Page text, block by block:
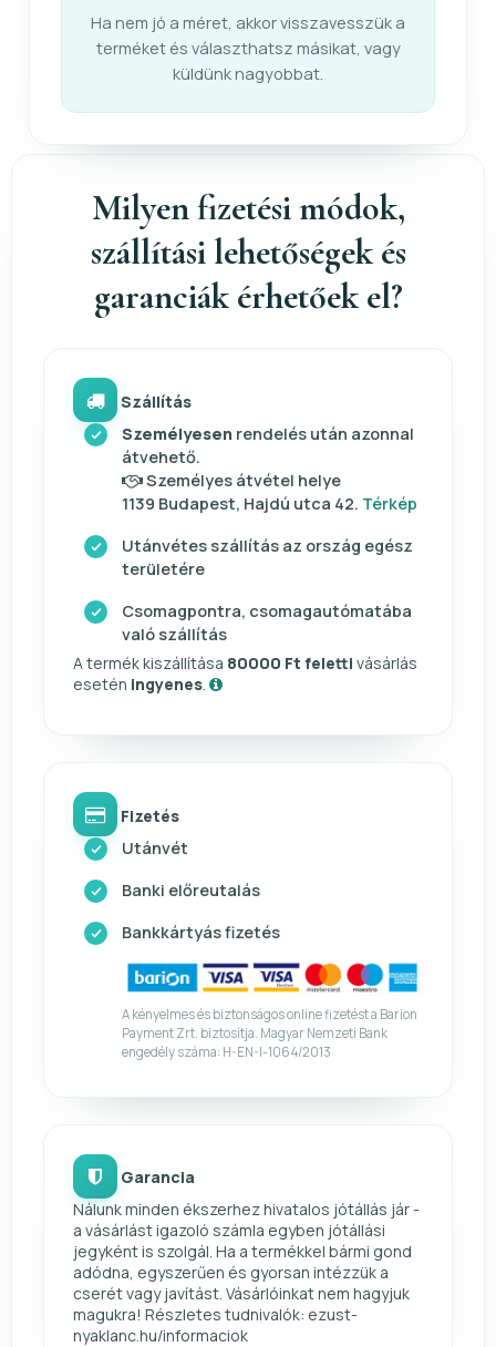
Ha nem jó a méret, akkor visszavesszük a
terméket és választhatsz másikat, vagy
küldünk nagyobbat.
Milyen fizetési módok,
szállítási lehetőségek és
garanciák érhetőek el?
Szállítás
Személyesen rendelés után azonnal
átvehető.
Személyes átvétel helye
1139 Budapest, Hajdú utca 42. Térkép
Utánvétes szállítás az ország egész
területére
Csomagpontra, csomagautómatába
való szállítás
A termék kiszállítása 80000 Ft feletti vásárlás
esetén ingyenes.
Fizetés
Utánvét
Banki előreutalás
Bankkártyás fizetés
A kényelmes és biztonságos online fizetést a Barion
Payment Zrt. biztosítja. Magyar Nemzeti Bank
engedély száma: H-EN-I-1064/2013
Garancia
Nálunk minden ékszerhez hivatalos jótállás jár -
a vásárlást igazoló számla egyben jótállási
jegyként is szolgál. Ha a termékkel bármi gond
adódna, egyszerűen és gyorsan intézzük a
cserét vagy javítást. Vásárlóinkat nem hagyjuk
magukra! Részletes tudnivalók: ezust-
nyaklanc.hu/informaciok